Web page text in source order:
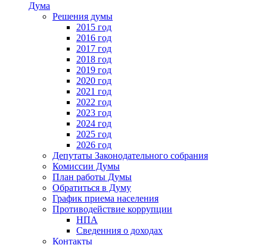
Дума
Решения думы
2015 год
2016 год
2017 год
2018 год
2019 год
2020 год
2021 год
2022 год
2023 год
2024 год
2025 год
2026 год
Депутаты Законодательного собрания
Комиссии Думы
План работы Думы
Обратиться в Думу
График приема населения
Противодействие коррупции
НПА
Сведенния о доходах
Контакты